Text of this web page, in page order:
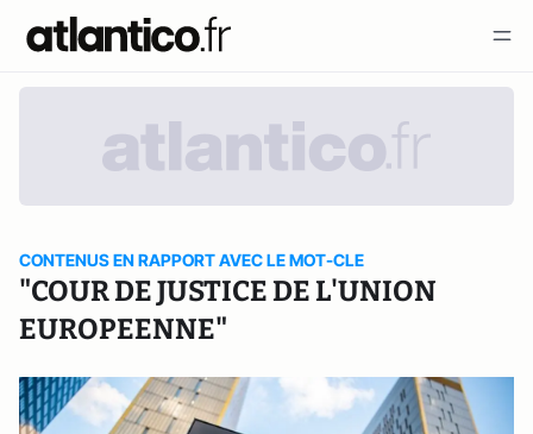
CONTENUS EN RAPPORT AVEC LE MOT-CLE
"COUR DE JUSTICE DE L'UNION
EUROPEENNE"